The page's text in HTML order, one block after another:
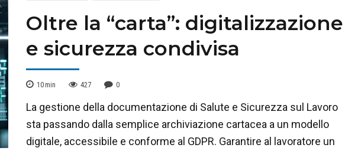
Oltre la “carta”: digitalizzazione
e sicurezza condivisa
10 min 427 0
La gestione della documentazione di Salute e Sicurezza sul Lavoro
sta passando dalla semplice archiviazione cartacea a un modello
digitale, accessibile e conforme al GDPR. Garantire al lavoratore un